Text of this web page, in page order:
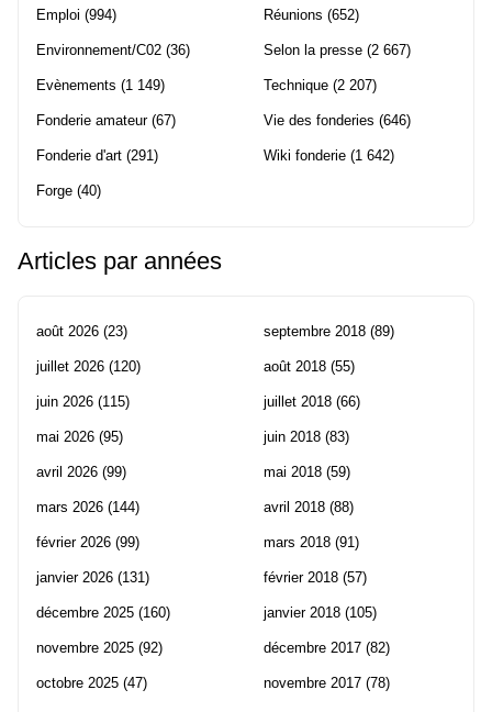
Emploi (994)
Environnement/C02 (36)
Evènements (1 149)
Fonderie amateur(67)
Fonderie d'art (291)
Forge (40)
Réunions (652)
Selon la presse (2 667)
Technique (2 207)
Vie des fonderies (646)
Wiki fonderie (1 642)
Articles par années
août 2026 (23)
juillet 2026 (120)
juin 2026 (115)
mai 2026 (95)
avril 2026 (99)
mars 2026 (144)
février 2026 (99)
janvier 2026 (131)
décembre 2025 (160)
novembre 2025 (92)
octobre 2025 (47)
septembre 2018 (89)
août 2018 (55)
juillet 2018 (66)
juin 2018 (83)
mai 2018 (59)
avril 2018 (88)
mars 2018 (91)
février 2018 (57)
janvier 2018 (105)
décembre 2017 (82)
novembre 2017 (78)